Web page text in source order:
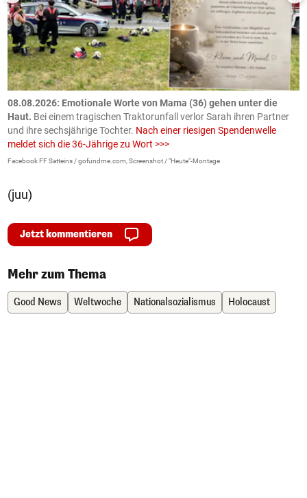
08.08.2026: Emotionale Worte von Mama (36) gehen unter die
Haut. Bei einem tragischen Traktorunfall verlor Sarah ihren Partner
und ihre sechsjährige Tochter. Nach einer riesigen Spendenwelle
meldet sich die 36-Jährige zu Wort >>>
Facebook FF Satteins / gofundme.com, Screenshot / "Heute"-Montage
(juu)
Jetzt kommentieren
Mehr zum Thema
Good News Weltwoche Nationalsozialismus Holocaust